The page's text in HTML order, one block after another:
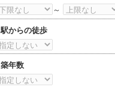
～
駅からの徒歩
築年数